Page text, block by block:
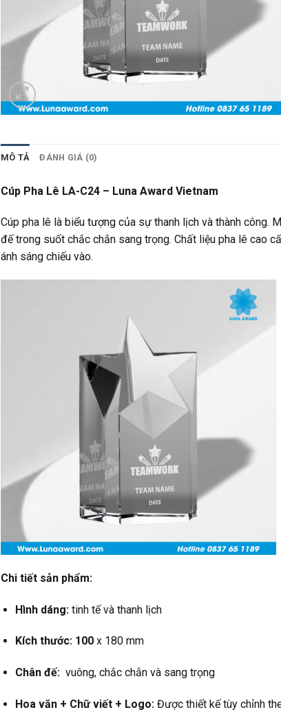
MÔ TẢ ĐÁNH GIÁ (0)
Cúp Pha Lê LA-C24 – Luna Award Vietnam
Cúp pha lê là biểu tượng của sự thanh lịch và thành công.
đế trong suốt chắc chắn sang trọng. Chất liệu pha lê cao
ánh sáng chiếu vào.
Chi tiết sản phẩm:
Hình dáng:tinh tế và thanh lịch
Kích thước: 100x 180 mm
Chân đế:vuông, chắc chắn và sang trọng
Hoa văn + Chữ viết + Logo:Được thiết kế tùy chỉnh